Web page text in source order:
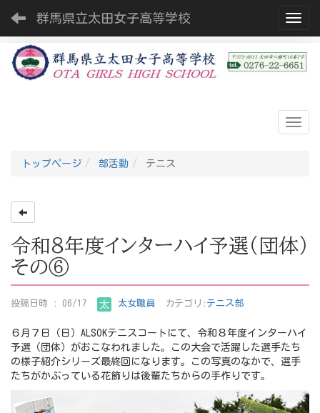
群馬県立太田女子高等学校
トップページ 部活動 テニス
令和８年度インターハイ予選（団体）
その⑥
投稿日時 : 06/17 太女職員 カテゴリ: テニス部
６月７日（日）ALSOKテニスコートにて、令和８年度インターハイ
予選（団体）がおこなわれました。この大会で活躍した選手たち
の様子紹介シリーズ最終回になります。この写真のなかで、選手
たちがかぶっている花飾りは後輩たちからの手作りです。